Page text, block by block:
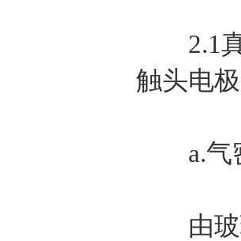
2.1真
触头电
a.气
由玻璃